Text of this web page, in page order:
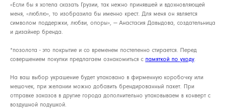
«Если бы я хотела сказать Грузии, так нежно принявшей и вдохновляющей
меня, «люблю», то изобразила бы именно крест. Для меня он является
символом поддержки, любви, опоры», — Анастасия Давыдова, создательница
и дизайнер бренда.
*позолота - это покрытие и со временем постепенно стирается. Перед
совершением покупки предлагаем ознакомиться с памяткой по уходу.
На ваш выбор украшение будет упаковано в фирменную коробочку или
мешочек, при желании можно добавить брендированный пакет. При
отправке заказов в другие города дополнительно упаковываем в конверт с
воздушной подушкой.
Оплата и
Возврат
Оферта
Вакансии
Контакты